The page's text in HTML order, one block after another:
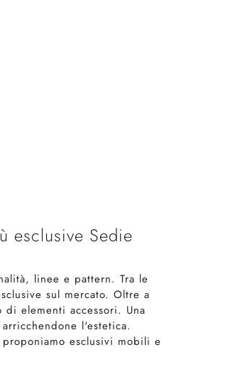
esclusive Sedie
linee e pattern. Tra le
sul mercato. Oltre a
elementi accessori. Una
l'estetica.
esclusivi mobili e